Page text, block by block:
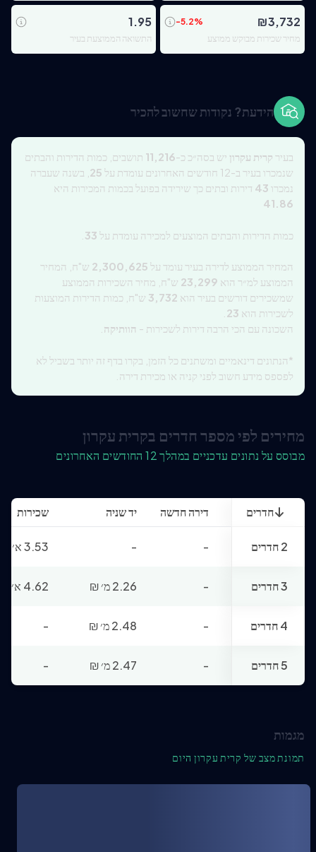
₪3,732
-5.2%
מחיר שכירות מבוקש ממוצע
1.95
התשואה הממוצעת בעיר
הידעת? נקודות שחשוב להכיר
בעיר קרית עקרון יש בסה״כ כ-11,216 תושבים, כמות הדירות והבתים
שנמכרו בעיר ב-12 חודשים האחרונים עומדת על
25 , בשנה שעברה
נמכרו 43 דירות ובתים כך שירידה בפועל בכמות המכירות היא
41.86
כמות הדירות והבתים המוצעים למכירה עומדת על 33
המחיר הממוצע לדירה בעיר עומד על 2,300,625 ש"ח, המחיר
הממוצע למ״ר הוא 23,299 ש"ח, מחיר השכירות הממוצע
שמשכירים דורשים בעיר הוא 3,732 ש"ח, כמות הדירות המוצעות
לשכירות הוא 23
השכונה עם הכי הרבה דירות לשכירות - הוותיקה
*הנתונים דינאמיים ומשתנים כל הזמן, בקרו בדף זה יותר בשביל לא
לפספס מידע חשוב לפני קניה או מכירת דירה.
מחירים לפי מספר חדרים בקרית עקרון
מבוסס על נתונים עדכניים במהלך 12 החודשים האחרונים
חדרים דירה חדשה יד שניה שכירות
2 חדרים -
- 3.53 א׳
3 חדרים - 2.26 מ׳ ₪ 4.62 א׳
4 חדרים - 2.48 מ׳ ₪
-
5 חדרים - 2.47 מ׳ ₪
-
מגמות
תמונת מצב של קרית עקרון היום